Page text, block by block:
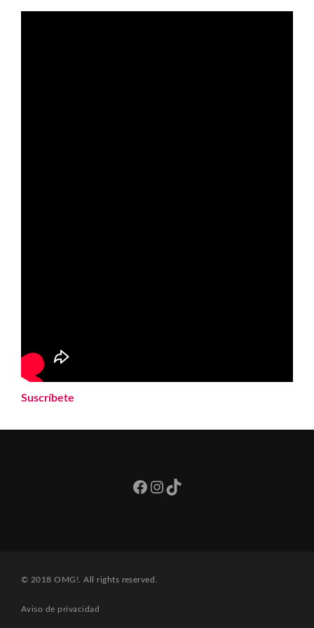
Suscríbete
Facebook
Instagram
TikTok
© 2018 OMG!. All rights reserved.
Aviso de privacidad